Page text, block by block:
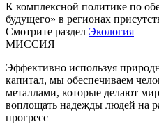
К комплексной политике по
будущего» в регионах
Смотрите раздел Экология
МИССИЯ
Эффективно используя
капитал, мы обеспечиваем
металлами, которые делают
воплощать надежды людей на
прогресс